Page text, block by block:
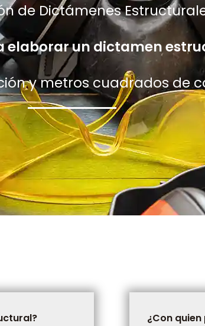
de Dictámenes
elaborar un dictamen
y metros cuadrados de
¿Con